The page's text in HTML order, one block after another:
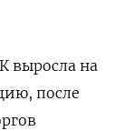
выросла на
после